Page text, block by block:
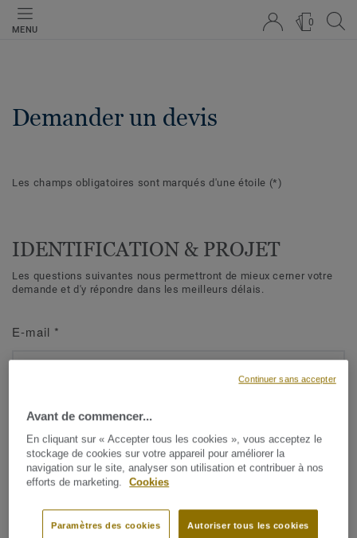
MENU
0
Demander un devis
Les champs obligatoires sont marqués d'une étoile (*)
IDENTIFICATION & PROJET
Les questions suivantes nous permettront de mieux cerner votre
demande et d'y répondre dans les meilleurs délais.
E-mail *
Prénom*
Avant de commencer...
En cliquant sur « Accepter tous les cookies », vous acceptez le
stockage de cookies sur votre appareil pour améliorer la
navigation sur le site, analyser son utilisation et contribuer à nos
efforts de marketing.
Cookies
Autoriser tous les cookies
Paramètres des cookies
Continuer sans accepter